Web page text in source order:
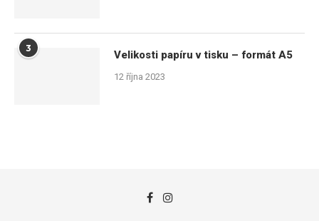
3
Velikosti papíru v tisku – formát A5
12 října 2023